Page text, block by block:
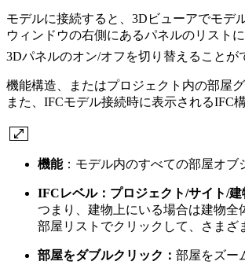
モデルに接続すると、3Dビューアでモデ
ウィンドウの右側にあるパネルのリスト
3Dパネルのオン/オフを切り替えることが
機能構造、またはプロジェクト内の部屋
また、IFCモデル接続時に表示されるIFC
機能：モデル内のすべての部屋オブ
IFCレベル：プロジェクト/サイト/建
つまり、建物上にいる場合は建物全
部屋リストでクリックして、さまざ
部屋をダブルクリック： 部屋をズー